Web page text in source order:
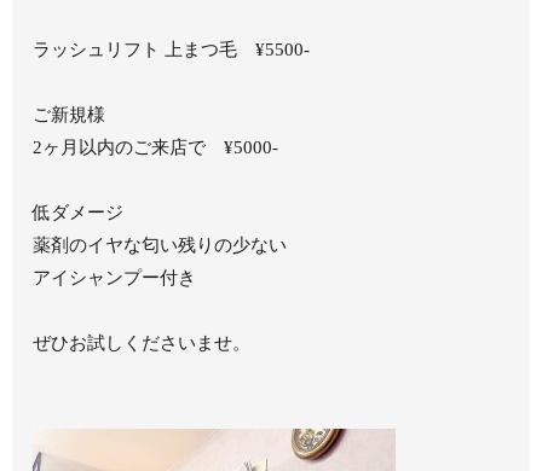
ラッシュリフト 上まつ毛 ¥5500-
ご新規様
2ヶ月以内のご来店で ¥5000-
低ダメージ
薬剤のイヤな匂い残りの少ない
アイシャンプー付き
ぜひお試しくださいませ。